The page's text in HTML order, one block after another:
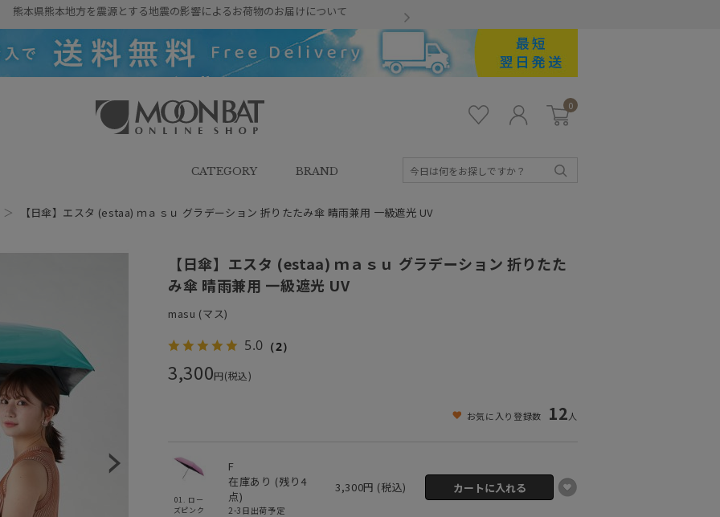
熊本県熊本地方を震源とする地震の影響によるお荷物のお届けについて
SHOP（ムーンバットオンラインシ
イ
ン
0
CATEGORY BRAND
【日傘】エスタ (estaa) ｍａｓｕ グラデーション 折りたたみ傘 晴雨兼用 一級遮光 UV
【日傘】エスタ (estaa) ｍａｓｕ グラデーション 折りたた
み傘 晴雨兼用 一級遮光 UV
masu (マス)
5.0 （2）
3,300円(税込)
お気に入り登録数 12人
01. ロー
ズピンク
F
在庫あり (残り 4
点)
2-3日出荷予定
3,300円 (税込)